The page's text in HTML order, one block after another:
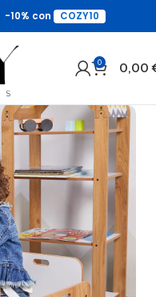
-10% con COZY10
0 0,00